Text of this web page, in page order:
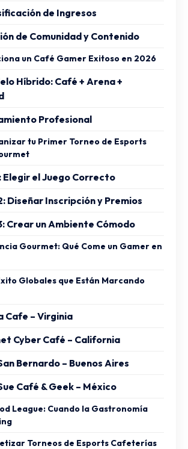
de Ingresos
de Comunidad y Contenido
un Café Gamer Exitoso en 2026
Híbrido: Café + Arena +
Profesional
tu Primer Torneo de Esports
Elegir el Juego Correcto
Diseñar Inscripción y Premios
Crear un Ambiente Cómodo
Gourmet: Qué Come un Gamer en
Globales que Están Marcando
Cafe – Virginia
Cyber Café – California
Bernardo – Buenos Aires
Café & Geek – México
League: Cuando la Gastronomía
Torneos de Esports Cafeterías